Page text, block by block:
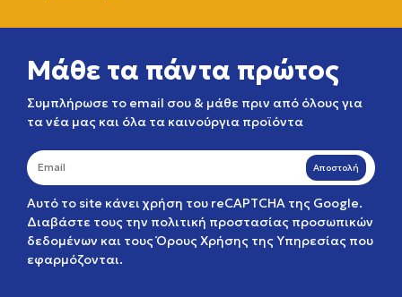
Μάθε τα πάντα πρώτος
Συμπλήρωσε το email σου & μάθε πριν από όλους για
τα νέα μας και όλα τα καινούργια προϊόντα
Αποστολή
Αυτό το site κάνει χρήση του reCAPTCHA της Google.
Διαβάστε τους την πολιτική προστασίας προσωπικών
δεδομένων και τουςΌρους Χρήσης της Υπηρεσίας που
εφαρμόζονται.